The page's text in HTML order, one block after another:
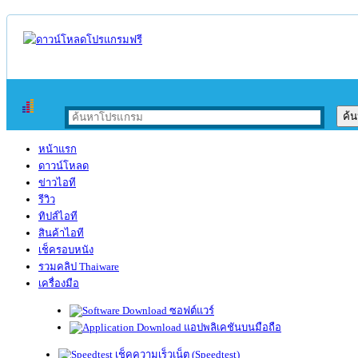
หน้าแรก
ดาวน์โหลด
ข่าวไอที
รีวิว
ทิปส์ไอที
สินค้าไอที
เช็ครอบหนัง
รวมคลิป Thaiware
เครื่องมือ
ซอฟต์แวร์
แอปพลิเคชันบนมือถือ
เช็คความเร็วเน็ต (Speedtest)